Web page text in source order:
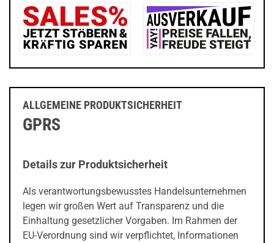
ALLGEMEINE PRODUKTSICHERHEIT
GPRS
Details zur Produktsicherheit
Als verantwortungsbewusstes Handelsunternehmen
legen wir großen Wert auf Transparenz und die
Einhaltung gesetzlicher Vorgaben. Im Rahmen der
EU-Verordnung sind wir verpflichtet, Informationen